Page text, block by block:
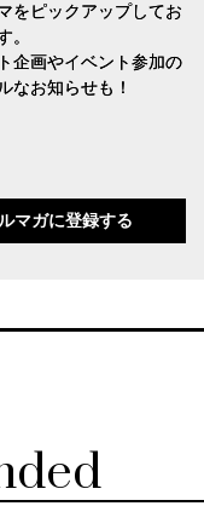
をピックアップしてお
。
企画やイベント参加の
なお知らせも！
マガに登録する